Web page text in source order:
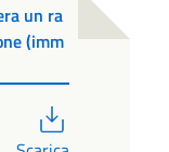
un ra
(imm